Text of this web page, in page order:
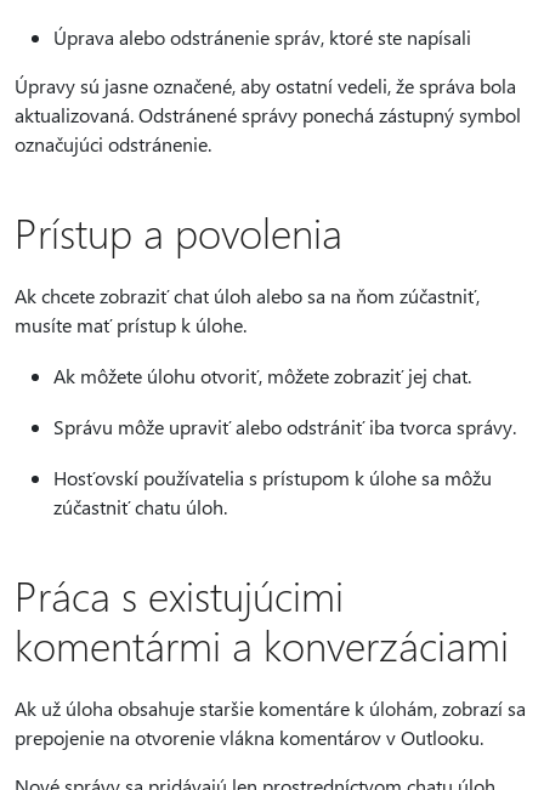
Úprava alebo odstránenie správ, ktoré ste napísali
Úpravy sú jasne označené, aby ostatní vedeli, že správa bola
aktualizovaná. Odstránené správy ponechá zástupný symbol
označujúci odstránenie.
Prístup a povolenia
Ak chcete zobraziť chat úloh alebo sa na ňom zúčastniť,
musíte mať prístup k úlohe.
Ak môžete úlohu otvoriť, môžete zobraziť jej chat.
Správu môže upraviť alebo odstrániť iba tvorca správy.
Hosťovskí používatelia s prístupom k úlohe sa môžu
zúčastniť chatu úloh.
Práca s existujúcimi
komentármi a konverzáciami
Ak už úloha obsahuje staršie komentáre k úlohám, zobrazí sa
prepojenie na otvorenie vlákna komentárov v Outlooku.